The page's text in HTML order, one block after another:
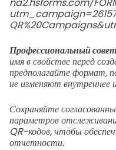
Профессиональный совет
имя в свойстве перед
предполагайте формат,
не изменяют внутреннее
Сохраняйте
параметров
QR-кодов, чтобы
отчетности.